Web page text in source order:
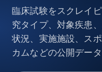
臨床試験をスクレイ
究タイプ、対象疾患
状況、実施施設、ス
カムなどの公開データ